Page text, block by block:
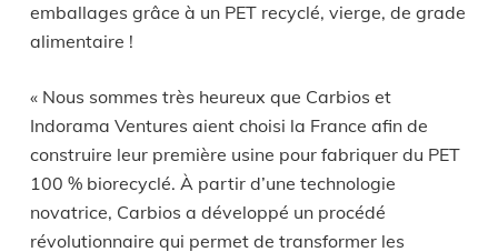
emballages grâce à un PET recyclé, vierge, de grade
alimentaire !
« Nous sommes très heureux que Carbios et
Indorama Ventures aient choisi la France afin de
construire leur première usine pour fabriquer du PET
100 % biorecyclé. À partir d’une technologie
novatrice, Carbios a développé un procédé
révolutionnaire qui permet de transformer les